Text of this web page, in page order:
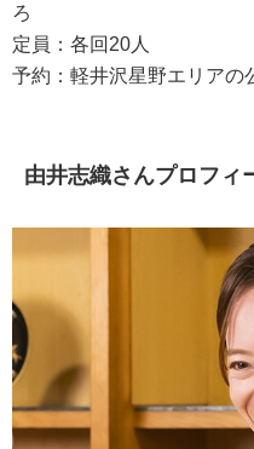
ろ
定員：各回20人
予約：軽井沢星野エリアの
由井志織さんプロフィ